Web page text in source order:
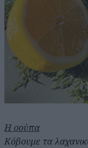
Η σούπα
Κόβουμε τα